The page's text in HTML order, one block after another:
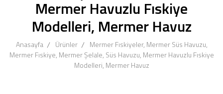
Mermer Havuzlu Fıskiye
Modelleri, Mermer Havuz
Anasayfa Ürünler
Mermer Fıskiyeler, Mermer Süs Havuzu,
Mermer Fıskiye, Mermer Şelale, Süs Havuzu, Mermer Havuzlu Fıskiye
Modelleri, Mermer Havuz